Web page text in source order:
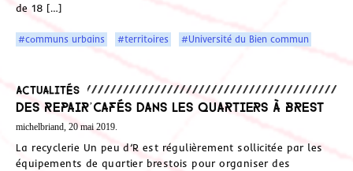
de 18 […]
#communs urbains #territoires #Université du Bien commun
Actualités
Des Repair’cafés dans les quartiers à Brest
michelbriand, 20 mai 2019.
La recyclerie Un peu d’R est régulièrement sollicitée par les
équipements de quartier brestois pour organiser des